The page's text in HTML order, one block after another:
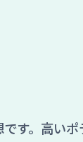
です。高い